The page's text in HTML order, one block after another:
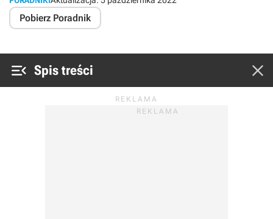
Pobierz Poradnik
 Spis treści 